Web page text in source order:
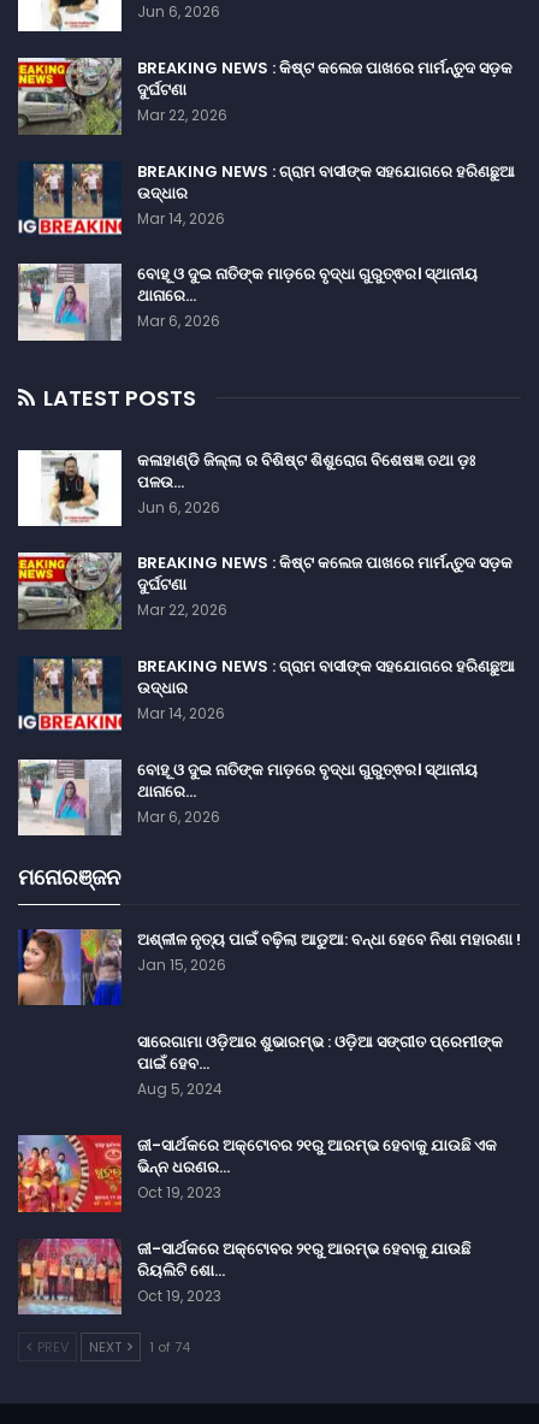
Jun 6, 2026
BREAKING NEWS : କିଷ୍ଟ କଲେଜ ପାଖରେ ମାର୍ମନ୍ତୁଦ ସଡ଼କ
ଦୁର୍ଘଟଣା
Mar 22, 2026
BREAKING NEWS : ଗ୍ରାମ ବାସୀଙ୍କ ସହଯୋଗରେ ହରିଣଛୁଆ
ଉଦ୍ଧାର
Mar 14, 2026
ବୋହୂ ଓ ଦୁଇ ନାତିଙ୍କ ମାଡ଼ରେ ବୃଦ୍ଧା ଗୁରୁତ୍ଵର। ସ୍ଥାନୀୟ
ଥାନାରେ…
Mar 6, 2026
LATEST POSTS
କଳାହାଣ୍ଡି ଜିଲ୍ଲା ର ବିଶିଷ୍ଟ ଶିଶୁରୋଗ ବିଶେଷଜ୍ଞ ତଥା ଡ଼ଃ
ପଳଉ…
Jun 6, 2026
BREAKING NEWS : କିଷ୍ଟ କଲେଜ ପାଖରେ ମାର୍ମନ୍ତୁଦ ସଡ଼କ
ଦୁର୍ଘଟଣା
Mar 22, 2026
BREAKING NEWS : ଗ୍ରାମ ବାସୀଙ୍କ ସହଯୋଗରେ ହରିଣଛୁଆ
ଉଦ୍ଧାର
Mar 14, 2026
ବୋହୂ ଓ ଦୁଇ ନାତିଙ୍କ ମାଡ଼ରେ ବୃଦ୍ଧା ଗୁରୁତ୍ଵର। ସ୍ଥାନୀୟ
ଥାନାରେ…
Mar 6, 2026
ମନୋରଞ୍ଜନ
ଅଶ୍ଳୀଳ ନୃତ୍ୟ ପାଇଁ ବଢ଼ିଲା ଆଡୁଆ: ବନ୍ଧା ହେବେ ନିଶା ମହାରଣା !
Jan 15, 2026
ସାରେଗାମା ଓଡ଼ିଆର ଶୁଭାରମ୍ଭ : ଓଡ଼ିଆ ସଙ୍ଗୀତ ପ୍ରେମୀଙ୍କ
ପାଇଁ ହେବ…
Aug 5, 2024
ଜୀ-ସାର୍ଥକରେ ଅକ୍ଟୋବର ୨୧ରୁ ଆରମ୍ଭ ହେବାକୁ ଯାଉଛି ଏକ
ଭିନ୍ନ ଧରଣର…
Oct 19, 2023
ଜୀ-ସାର୍ଥକରେ ଅକ୍ଟୋବର ୨୧ରୁ ଆରମ୍ଭ ହେବାକୁ ଯାଉଛି
ରିୟଲିଟି ଶୋ…
Oct 19, 2023
PREV NEXT 1 of 74